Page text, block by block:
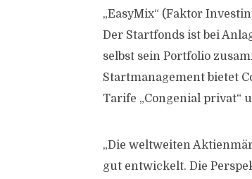
„EasyMix“ (Faktor
Der Startfonds ist bei
selbst sein Portfolio
Startmanagement bietet
Tarife „Congenial privat“
„Die weltweiten
gut entwickelt. Die